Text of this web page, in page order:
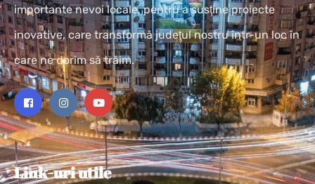
importante nevoi locale, pentru a susţine proiecte
inovative, care transformă judeţul nostru într-un loc în
care ne dorim să trăim.
Link-uri utile